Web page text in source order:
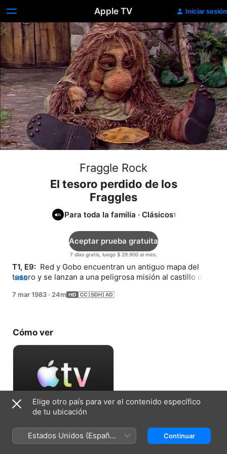
Apple TV Iniciar sesión
Fraggle Rock
El tesoro perdido de los
Fraggles
Para toda la familia · Clásicos
7 días gratis, luego $ 29.900 al mes.
Aceptar prueba gratuita
T1, E9: Red y Gobo encuentran un antiguo mapa del
tesoro y se lanzan a una peligrosa misión al castillo de
MÁS
7 mar 1983 · 24m
Cómo ver
7 días gratis, luego $ 29.900 al mes.
Elige otro país para ver el contenido específico
de tu ubicación
Estados Unidos (Español
México)
Continuar